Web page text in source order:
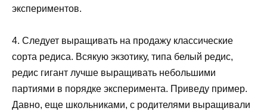
экспериментов.
4. Следует выращивать на продажу классические
сорта редиса. Всякую экзотику, типа белый редис,
редис гигант лучше выращивать небольшими
партиями в порядке эксперимента. Приведу пример.
Давно, еще школьниками, с родителями выращивали